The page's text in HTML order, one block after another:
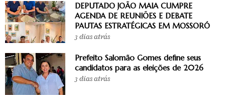
DEPUTADO JOÃO MAIA CUMPRE
AGENDA DE REUNIÕES E DEBATE
PAUTAS ESTRATÉGICAS EM MOSSORÓ
3 dias atrás
Prefeito Salomão Gomes define seus
candidatos para as eleições de 2026
3 dias atrás